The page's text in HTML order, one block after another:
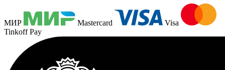
МИР Mastercard
Visa
Tinkoff Pay